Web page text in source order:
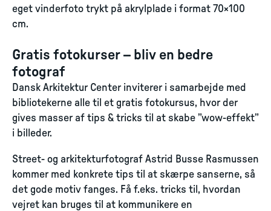
eget vinderfoto trykt på akrylplade i format 70×100
cm.
Gratis fotokurser – bliv en bedre
fotograf
Dansk Arkitektur Center inviterer i samarbejde med
bibliotekerne alle til et gratis fotokursus, hvor der
gives masser af tips & tricks til at skabe ”wow-effekt”
i billeder.
Street- og arkitekturfotograf Astrid Busse Rasmussen
kommer med konkrete tips til at skærpe sanserne, så
det gode motiv fanges. Få f.eks. tricks til, hvordan
vejret kan bruges til at kommunikere en